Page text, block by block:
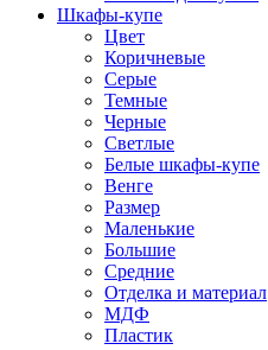
Шкафы-купе
Цвет
Коричневые
Серые
Темные
Черные
Светлые
Белые шкафы-купе
Венге
Размер
Маленькие
Большие
Средние
Отделка и материал
МДФ
Пластик